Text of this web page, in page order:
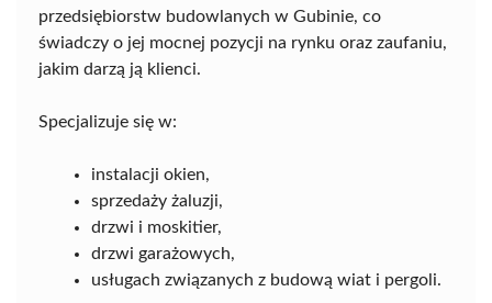
przedsiębiorstw budowlanych w Gubinie, co
świadczy o jej mocnej pozycji na rynku oraz zaufaniu,
jakim darzą ją klienci.
Specjalizuje się w:
instalacji okien,
sprzedaży żaluzji,
drzwi i moskitier,
drzwi garażowych,
usługach związanych z budową wiat i pergoli.